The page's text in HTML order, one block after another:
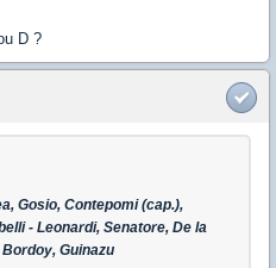
D ?
Gosio, Contepomi (cap.),
- Leonardi, Senatore, De la
Guinazu